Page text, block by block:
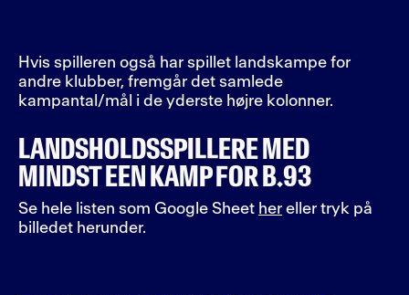
Hvis spilleren også har spillet landskampe for
andre klubber, fremgår det samlede
kampantal/mål i de yderste højre kolonner.
LANDSHOLDSSPILLERE MED
MINDST EEN KAMP FOR B.93
Se hele listen som Google Sheet her eller tryk på
billedet herunder.